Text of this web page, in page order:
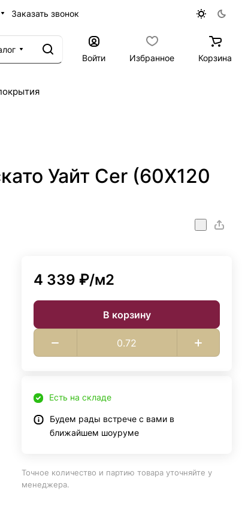
Заказать звонок
Войти
Избранное Корзина
Уайт Cer (60X120
4 339 ₽/м2
В корзину
Есть на складе
Будем рады встрече с вами в
ближайшем шоуруме
Точное количество и партию товара уточняйте у
менеджера.